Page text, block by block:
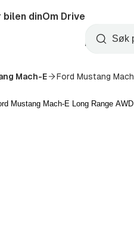
Startside
bilen dinOm Drive
Opprett
konto
Søk
Mach-E Ford Mustang